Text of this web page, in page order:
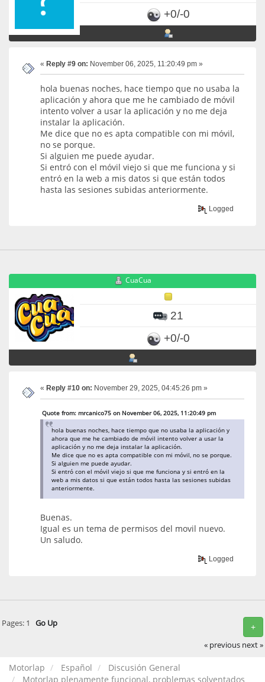
+0/-0
« Reply #9 on: November 06, 2025, 11:20:49 pm »
hola buenas noches, hace tiempo que no usaba la
aplicación y ahora que me he cambiado de móvil
intento volver a usar la aplicación y no me deja
instalar la aplicación.
Me dice que no es apta compatible con mi móvil,
no se porque.
Si alguien me puede ayudar.
Si entró con el móvil viejo si que me funciona y si
entró en la web a mis datos si que están todos
hasta las sesiones subidas anteriormente.
Logged
CuaCua
21
+0/-0
« Reply #10 on: November 29, 2025, 04:45:26 pm »
Quote from: mrcanico75 on November 06, 2025, 11:20:49 pm
hola buenas noches, hace tiempo que no usaba la aplicación y
ahora que me he cambiado de móvil intento volver a usar la
aplicación y no me deja instalar la aplicación.
Me dice que no es apta compatible con mi móvil, no se porque.
Si alguien me puede ayudar.
Si entró con el móvil viejo si que me funciona y si entró en la
web a mis datos si que están todos hasta las sesiones subidas
anteriormente.
Buenas.
Igual es un tema de permisos del movil nuevo.
Un saludo.
Logged
+
Pages: 1 Go Up
« previous next »
Motorlap Español
Discusión General
Motorlap plenamente funcional, problemas solventados